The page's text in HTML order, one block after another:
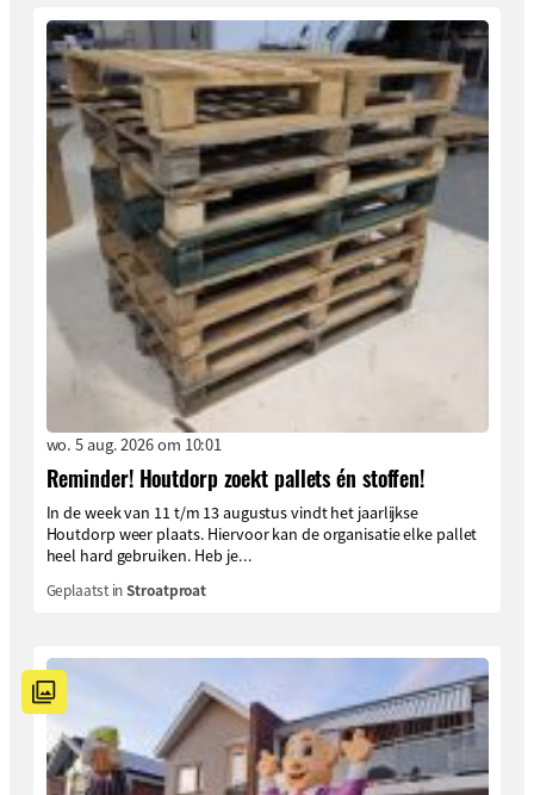
wo. 5 aug. 2026 om 10:01
Reminder! Houtdorp zoekt pallets én stoffen!
In de week van 11 t/m 13 augustus vindt het jaarlijkse
Houtdorp weer plaats. Hiervoor kan de organisatie elke pallet
heel hard gebruiken. Heb je...
Geplaatst inStroatproat